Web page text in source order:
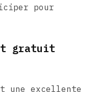
pour
gratuit
une excellente